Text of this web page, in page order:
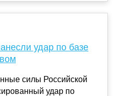
удар по базе
силы Российской
удар по